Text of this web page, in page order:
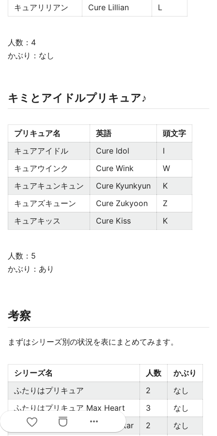
キュアリリアン
Cure Lillian L
人数：4
かぶり：なし
キミとアイドルプリキュア♪
プリキュア名 英語
頭文字
キュアアイドル
Cure Idol
I
キュアウインク
Cure Wink
W
キュアキュンキュン
Cure Kyunkyun
K
キュアズキューン
Cure Zukyoon
Z
キュアキッス
Cure Kiss K
人数：5
かぶり：あり
考察
まずはシリーズ別の状況を表にまとめてみます。
シリーズ名 人数
かぶり
ふたりはプリキュア
2
なし
ふたりはプリキュア Max Heart
3
なし
ふたりはプリキュア Splash☆Star
2 なし
more_horiz